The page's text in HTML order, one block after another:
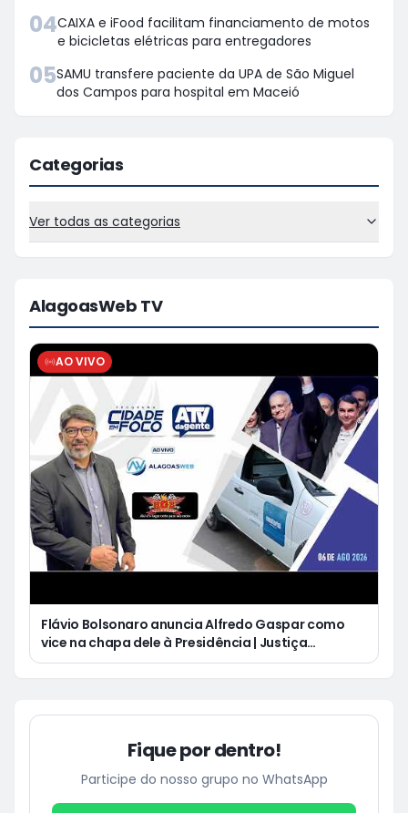
04CAIXA e iFood facilitam financiamento de motos
e bicicletas elétricas para entregadores
05SAMU transfere paciente da UPA de São Miguel
dos Campos para hospital em Maceió
Categorias
Ver todas as categorias
AlagoasWeb TV
AO VIVO
Flávio Bolsonaro anuncia Alfredo Gaspar como
vice na chapa dele à Presidência | Justiça
condena Equatorial a pagar R$ 3 mil a cliente que
Fique por dentro!
Participe do nosso grupo no WhatsApp